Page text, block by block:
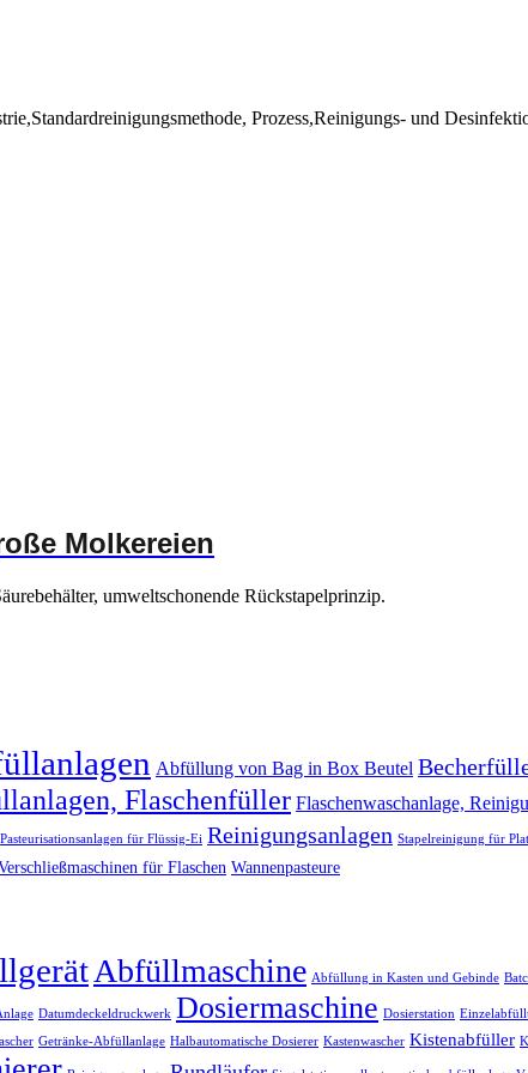
Prozess,Reinigungs- und
Molkereien
umweltschonende Rückstapelprinzip.
Abfüllung von Bag in Box Beutel
Flaschenfüller Flaschenwaschanlage,
Pasteurisationsanlagen für Flüssig-Ei Reinigungsanlagen Stapelreinigung für
für Flaschen Wannenpasteure
Abfüllmaschine Abfüllung in Kasten und Gebinde
Datumdeckeldruckwerk Dosiermaschine Dosierstation
Getränke-Abfüllanlage Halbautomatische Dosierer Kastenwascher Kistenabfüller